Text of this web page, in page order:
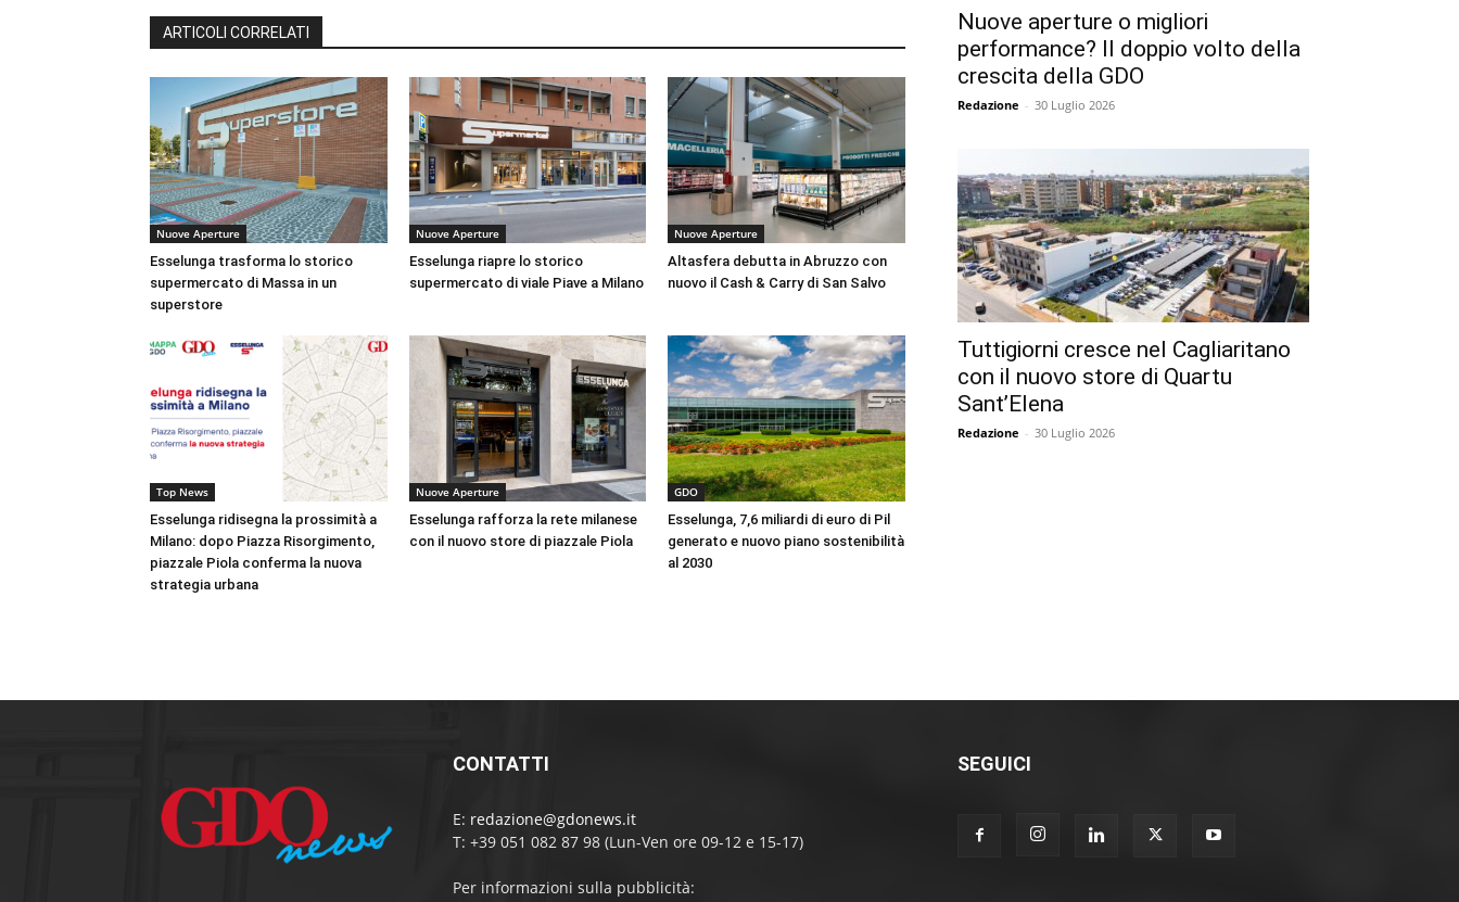
ARTICOLI CORRELATI
Nuove Aperture
Esselunga trasforma lo storico
supermercato di Massa in un
superstore
Nuove Aperture
Esselunga riapre lo storico
supermercato di viale Piave a Milano
Nuove Aperture
Altasfera debutta in Abruzzo con
nuovo il Cash & Carry di San Salvo
Top News
Esselunga ridisegna la prossimità a
Milano: dopo Piazza Risorgimento,
piazzale Piola conferma la nuova
strategia urbana
Nuove Aperture
Esselunga rafforza la rete milanese
con il nuovo store di piazzale Piola
GDO
Esselunga, 7,6 miliardi di euro di Pil
generato e nuovo piano sostenibilità
al 2030
Nuove aperture o migliori
performance? Il doppio volto della
crescita della GDO
Redazione - 30 Luglio 2026
Tuttigiorni cresce nel Cagliaritano
con il nuovo store di Quartu
Sant’Elena
Redazione - 30 Luglio 2026
CONTATTI
E: redazione@gdonews.it
T: +39 051 082 87 98 (Lun-Ven ore 09-12 e 15-17)
Per informazioni sulla pubblicità:
SEGUICI